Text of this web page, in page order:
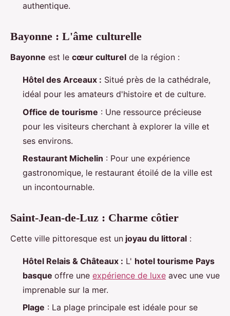
authentique.
Bayonne : L'âme culturelle
Bayonne est le cœur culturel de la région :
Hôtel des Arceaux : Situé près de la cathédrale,
idéal pour les amateurs d'histoire et de culture.
Office de tourisme : Une ressource précieuse
pour les visiteurs cherchant à explorer la ville et
ses environs.
Restaurant Michelin : Pour une expérience
gastronomique, le restaurant étoilé de la ville est
un incontournable.
Saint-Jean-de-Luz : Charme côtier
Cette ville pittoresque est un joyau du littoral :
Hôtel Relais & Châteaux : L' hotel tourisme Pays
basque offre une expérience de luxe avec une vue
imprenable sur la mer.
Plage : La plage principale est idéale pour se